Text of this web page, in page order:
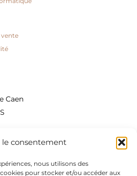
le consentement
nous utilisons des
pour stocker et/ou accéder aux
vente
Caen